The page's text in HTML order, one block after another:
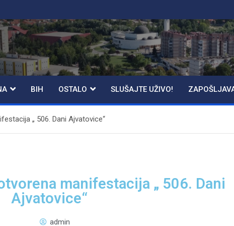
BIH OSTALO SLUŠAJTE UŽIVO!
„ 506. Dani Ajvatovice“
manifestacija „ 506. Dani
Ajvatovice“
admin